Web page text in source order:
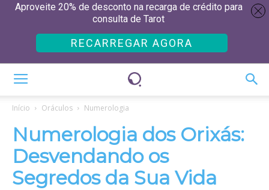
Início Oráculos Numerologia
Numerologia dos Orixás:
Desvendando os
Segredos da Sua Vida
Aproveite 20% de desconto na recarga de crédito para
consulta de Tarot
RECARREGAR AGORA